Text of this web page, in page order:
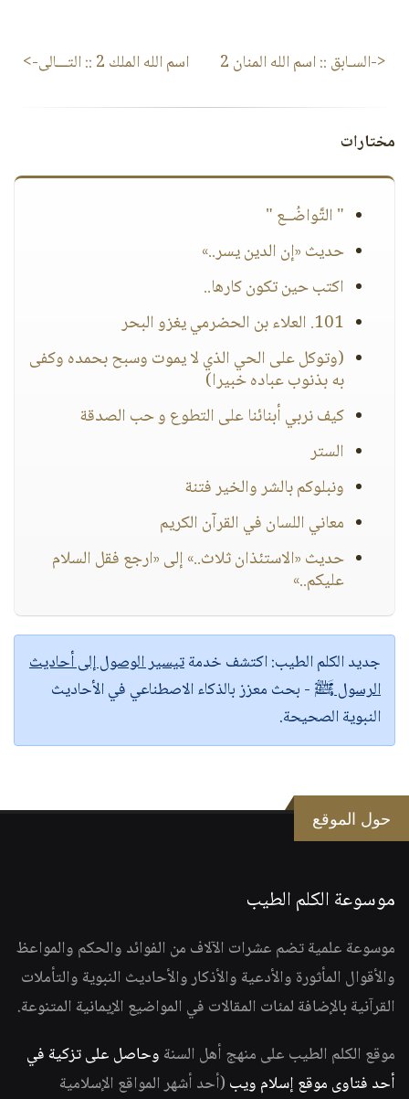
<-السـابق ::اسم الله المنان 2 اسم الله الملك 2 :: التـــالى->
مختارات
" التَّواضُــع "
حديث «إن الدين يسر..»
اكتب حين تكون كارها..
101. العلاء بن الحضرمي يغزو البحر
(وتوكل على الحي الذي لا يموت وسبح بحمده وكفى
به بذنوب عباده خبيرا)
كيف نربي أبنائنا على التطوع و حب الصدقة
الستر
ونبلوكم بالشر والخير فتنة
معاني اللسان في القرآن الكريم
حديث «الاستئذان ثلاث..» إلى «ارجع فقل السلام
عليكم..»
جديد الكلم الطيب:اكتشف خدمةتيسير الوصول إلى أحاديث
الرسول ﷺ - بحث معزز بالذكاء الاصطناعي في الأحاديث
النبوية الصحيحة.
حول الموقع
موسوعة الكلم الطيب
موسوعة علمية تضم عشرات الآلاف من الفوائد والحكم والمواعظ
والأقوال المأثورة والأدعية والأذكار والأحاديث النبوية والتأملات
القرآنية بالإضافة لمئات المقالات في المواضيع الإيمانية المتنوعة.
موقع الكلم الطيب على منهج أهل السنة وحاصل على تزكية في
أحد فتاوى موقع إسلام ويب (أحد أشهر المواقع الإسلامية